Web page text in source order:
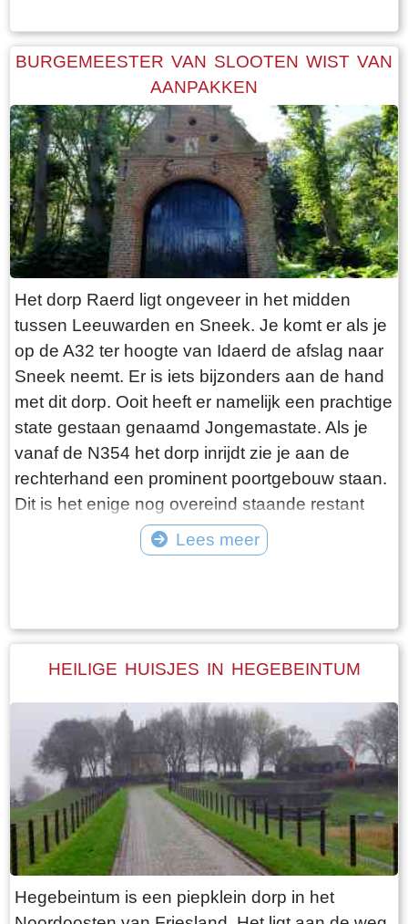
linker restaurant dat sinds een paar jaar in de
voormalige zoutloods gevestigd is. Zolang de
voorraad strekt welteverstaan. De naam
“Laaksumer Bot” suggereert dat de vis terplekke
gevangen wordt. En niets is minder waar.
Tegenover de twee visrestaurants ligt in het
kleinste haventje van Europa eenzaam en
alleen de HL6. Navraag in het restaurant leert
dan dit de vissersboot van de gebroeders De
Vries is. Zij zijn de laatste overgebleven vissers
van Laaksum. Eerder was er sprake van een
bescheiden vloot maar de meeste vissers van
Laaksum zijn er al lang geleden mee gestopt.
De gebroeders De Vries houden het dus nog vol
en vangen regelmatig bot bij Laaksum. Ik hoor
dat de ze inmiddels aardig op leeftijd zijn, in
ieder geval over de zestig. Ik hoop dat ze het
nog even kunnen volhouden tot aan hun
pensioenleeftijd. Want zodra zij ermee stoppen
vangt iedereen bot bij Laaksum.
BURGEMEESTER VAN SLOOTEN WIST VAN
AANPAKKEN
Het dorp Raerd ligt ongeveer in het midden
tussen Leeuwarden en Sneek. Je komt er als je
op de A32 ter hoogte van Idaerd de afslag naar
Sneek neemt. Er is iets bijzonders aan de hand
met dit dorp. Ooit heeft er namelijk een prachtige
state gestaan genaamd Jongemastate. Als je
vanaf de N354 het dorp inrijdt zie je aan de
rechterhand een prominent poortgebouw staan.
Dit is het enige nog overeind staande restant
van Jongemastate. Het poortgebouw geeft
toegang tot het park Jongemastate. In het
aub”. Het is de moeite waard om het park eens
heeft. Grote brokken zandsteen liggen her en
der verspreid door het park alsof er een enorme
explosie heeft plaatsgevonden. Niets is minder
waar. De laatste bewoner van Jongemastate
was Burgemeester van Slooten. Hij was
burgemeester van de gemeente
Rauwerderhem. Het voormalige gemeentehuis
staat een eindje verderop. Het is moeilijk voor te
stellen maar toen hij verhuisde heeft hij de state
Lees meer
HEILIGE HUISJES IN HEGEBEINTUM
Hegebeintum is een piepklein dorp in het